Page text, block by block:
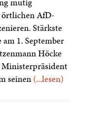
örtlichen AfD-
Stärkste
1. September
Höcke
Ministerpräsident
seinen(...lesen)